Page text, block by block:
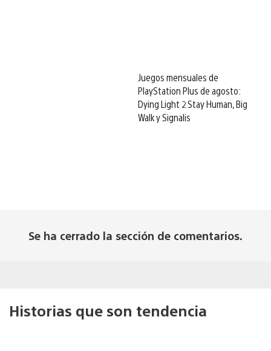
Juegos mensuales de
PlayStation Plus de agosto:
Dying Light 2 Stay Human, Big
Walk y Signalis
Se ha cerrado la sección de comentarios.
Historias que son tendencia